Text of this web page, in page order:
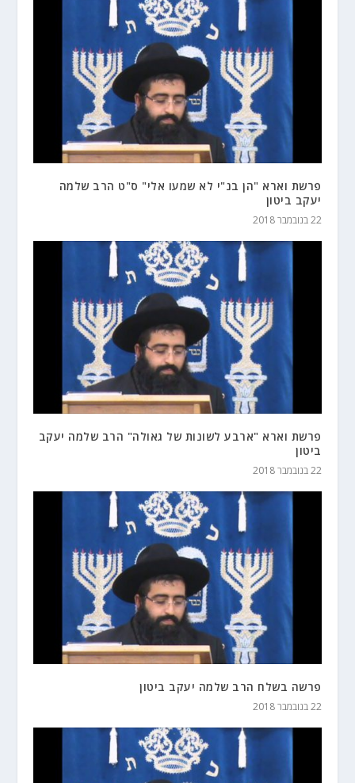
פרשת וארא "הן בנ"י לא שמעו אלי" ס"ט הרב שלמה
יעקב ביטון
22 בנובמבר 2018
פרשת וארא "ארבע לשונות של גאולה" הרב שלמה יעקב
ביטון
22 בנובמבר 2018
פרשה בשלח הרב שלמה יעקב ביטון
22 בנובמבר 2018